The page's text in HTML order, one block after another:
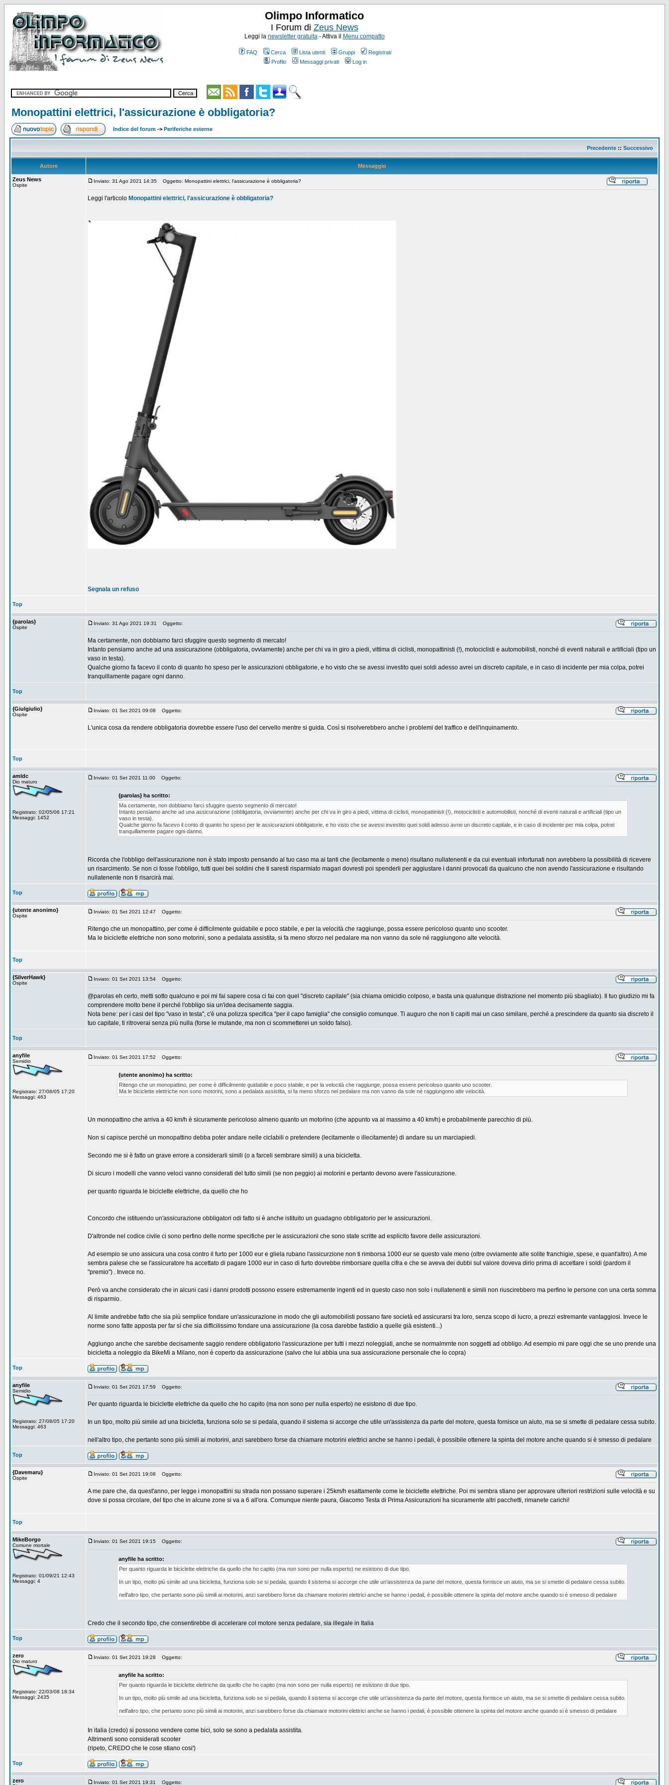
Olimpo Informatico
I Forum di Zeus News
Leggi la newsletter gratuita- Attiva il Menu compatto
FAQ Cerca Lista utenti Gruppi
Registrati
Profilo
Messaggi privati Log in
Monopattini elettrici, l'assicurazione è obbligatoria?
Indice del forum -> Periferiche esterne
Precedente :: Successivo
Autore Messaggio
Zeus News
Ospite
Inviato: 31 Ago 2021 14:35 Oggetto: Monopattini elettrici, l'assicurazione è obbligatoria?
Leggi l'articolo Monopattini elettrici, l'assicurazione è obbligatoria?
Segnala un refuso
Top
{parolas}
Ospite
Inviato: 31 Ago 2021 19:31 Oggetto:
Ma certamente, non dobbiamo farci sfuggire questo segmento di mercato!
Intanto pensiamo anche ad una assicurazione (obbligatoria, ovviamente) anche per chi va in giro a piedi, vittima di ciclisti, monopattinisti (!), motociclisti e automobilisti, nonché di eventi naturali e artificiali (tipo un
vaso in testa).
Qualche giorno fa facevo il conto di quanto ho speso per le assicurazioni obbligatorie, e ho visto che se avessi investito quei soldi adesso avrei un discreto capitale, e in caso di incidente per mia colpa, potrei
tranquillamente pagare ogni danno.
Top
{Giulgiulio}
Ospite
Inviato: 01 Set 2021 09:08 Oggetto:
L'unica cosa da rendere obbligatoria dovrebbe essere l'uso del cervello mentre si guida. Così si risolverebbero anche i problemi del traffico e dell'inquinamento.
Top
amldc
Dio maturo
Registrato: 02/05/06 17:21
Messaggi: 1452
Inviato: 01 Set 2021 11:00 Oggetto:
{parolas} ha scritto:
Ma certamente, non dobbiamo farci sfuggire questo segmento di mercato!
Intanto pensiamo anche ad una assicurazione (obbligatoria, ovviamente) anche per chi va in giro a piedi, vittima di ciclisti, monopattinisti (!), motociclisti e automobilisti, nonché di eventi naturali e artificiali (tipo un
vaso in testa).
Qualche giorno fa facevo il conto di quanto ho speso per le assicurazioni obbligatorie, e ho visto che se avessi investito quei soldi adesso avrei un discreto capitale, e in caso di incidente per mia colpa, potrei
tranquillamente pagare ogni danno.
Ricorda che l'obbligo dell'assicurazione non è stato imposto pensando al tuo caso ma ai tanti che (lecitamente o meno) risultano nullatenenti e da cui eventuali infortunati non avrebbero la possibilità di ricevere
un risarcimento. Se non ci fosse l'obbligo, tutti quei bei soldini che ti saresti risparmiato magari dovresti poi spenderli per aggiustare i danni provocati da qualcuno che non avendo l'assicurazione e risultando
nullatenente non ti risarcirà mai.
Top
{utente anonimo}
Ospite
Inviato: 01 Set 2021 12:47 Oggetto:
Ritengo che un monopattino, per come è difficilmente guidabile e poco stabile, e per la velocità che raggiunge, possa essere pericoloso quanto uno scooter.
Ma le biciclette elettriche non sono motorini, sono a pedalata assistita, si fa meno sforzo nel pedalare ma non vanno da sole né raggiungono alte velocità.
Top
{SilverHawk}
Ospite
Inviato: 01 Set 2021 13:54 Oggetto:
@parolas eh certo, metti sotto qualcuno e poi mi fai sapere cosa ci fai con quel "discreto capitale" (sia chiama omicidio colposo, e basta una qualunque distrazione nel momento più sbagliato). Il tuo giudizio mi fa
comprendere molto bene il perché l'obbligo sia un'idea decisamente saggia.
Nota bene: per i casi del tipo "vaso in testa", c'è una polizza specifica "per il capo famiglia" che consiglio comunque. Ti auguro che non ti capiti mai un caso similare, perché a prescindere da quanto sia discreto il
tuo capitale, ti ritroverai senza più nulla (forse le mutande, ma non ci scommetterei un soldo falso).
Top
anyfile
Semidio
Registrato: 27/08/05 17:20
Messaggi: 463
Inviato: 01 Set 2021 17:52 Oggetto:
{utente anonimo} ha scritto:
Ritengo che un monopattino, per come è difficilmente guidabile e poco stabile, e per la velocità che raggiunge, possa essere pericoloso quanto uno scooter.
Ma le biciclette elettriche non sono motorini, sono a pedalata assistita, si fa meno sforzo nel pedalare ma non vanno da sole né raggiungono alte velocità.
Un monopattino che arriva a 40 km/h è sicuramente pericoloso almeno quanto un motorino (che appunto va al massimo a 40 km/h) e probabilmente parecchio di più.
Non si capisce perché un monopattino debba poter andare nelle ciclabili o pretendere (lecitamente o illecitamente) di andare su un marciapiedi.
Secondo me si è fatto un grave errore a considerarli simili (o a farceli sembrare simili) a una bicicletta.
Di sicuro i modelli che vanno veloci vanno considerati del tutto simili (se non peggio) ai motorini e pertanto devono avere l'assicurazione.
per quanto riguarda le biciclette elettriche, da quello che ho
Concordo che istituendo un'assicurazione obbligatori odi fatto si è anche istituito un guadagno obbligatorio per le assicurazioni.
D'altronde nel codice civile ci sono perfino delle norme specifiche per le assicurazioni che sono state scritte ad esplicito favore delle assicurazioni.
Ad esempio se uno assicura una cosa contro il furto per 1000 eur e gliela rubano l'assicurzione non ti rimborsa 1000 eur se questo vale meno (oltre ovviamente alle solite franchigie, spese, e quant'altro). A me
sembra palese che se l'assicuratore ha accettato di pagare 1000 eur in caso di furto dovrebbe rimborsare quella cifra e che se aveva dei dubbi sul valore doveva dirlo prima di accettare i soldi (pardom il
"premio") . Invece no.
Però va anche considerato che in alcuni casi i danni prodotti possono essere estremamente ingenti ed in questo caso non solo i nullatenenti e simili non riuscirebbero ma perfino le persone con una certa somma
di risparmio.
Al limite andrebbe fatto che sia più semplice fondare un'assicurazione in modo che gli automobilisti possano fare società ed assicurarsi tra loro, senza scopo di lucro, a prezzi estremante vantaggiosi. Invece le
norme sono fatte apposta per far sì che sia difficilissimo fondare una assicurazione (la cosa darebbe fastidio a quelle già esistenti...)
Aggiungo anche che sarebbe decisamente saggio rendere obbligatorio l'assicurazione per tutti i mezzi noleggiati, anche se normalmrnte non soggetti ad obbligo. Ad esempio mi pare oggi che se uno prende una
bicicletta a noleggio da BikeMi a Milano, non è coperto da assicurazione (salvo che lui abbia una sua assicurazione personale che lo copra)
Top
anyfile
Semidio
Registrato: 27/08/05 17:20
Messaggi: 463
Inviato: 01 Set 2021 17:59 Oggetto:
Per quanto riguarda le biciclette elettriche da quello che ho capito (ma non sono per nulla esperto) ne esistono di due tipo.
In un tipo, molto più simile ad una bicicletta, funziona solo se si pedala, quando il sistema si accorge che utile un'assistenza da parte del motore, questa fornisce un aiuto, ma se si smette di pedalare cessa subito.
nell'altro tipo, che pertanto sono più simili ai motorini, anzi sarebbero forse da chiamare motorini elettrici anche se hanno i pedali, è possibile ottenere la spinta del motore anche quando si è smesso di pedalare
Top
{Davemaru}
Ospite
Inviato: 01 Set 2021 19:08 Oggetto:
A me pare che, da quest'anno, per legge i monopattini su strada non possano superare i 25km/h esattamente come le biciclette elettriche. Poi mi sembra stiano per approvare ulteriori restrizioni sulle velocità e su
dove si possa circolare, del tipo che in alcune zone si va a 6 all'ora. Comunque niente paura, Giacomo Testa di Prima Assicurazioni ha sicuramente altri pacchetti, rimanete carichi!
Top
MikeBorgo
Comune mortale
Registrato: 01/09/21 12:43
Messaggi: 4
Inviato: 01 Set 2021 19:15 Oggetto:
anyfile ha scritto:
Per quanto riguarda le biciclette elettriche da quello che ho capito (ma non sono per nulla esperto) ne esistono di due tipo.
In un tipo, molto più simile ad una bicicletta, funziona solo se si pedala, quando il sistema si accorge che utile un'assistenza da parte del motore, questa fornisce un aiuto, ma se si smette di pedalare cessa subito.
nell'altro tipo, che pertanto sono più simili ai motorini, anzi sarebbero forse da chiamare motorini elettrici anche se hanno i pedali, è possibile ottenere la spinta del motore anche quando si è smesso di pedalare
Credo che il secondo tipo, che consentirebbe di accelerare col motore senza pedalare, sia illegale in Italia
Top
zero
Dio maturo
Registrato: 22/03/08 18:34
Messaggi: 2435
Inviato: 01 Set 2021 19:28 Oggetto:
anyfile ha scritto:
Per quanto riguarda le biciclette elettriche da quello che ho capito (ma non sono per nulla esperto) ne esistono di due tipo.
In un tipo, molto più simile ad una bicicletta, funziona solo se si pedala, quando il sistema si accorge che utile un'assistenza da parte del motore, questa fornisce un aiuto, ma se si smette di pedalare cessa subito.
nell'altro tipo, che pertanto sono più simili ai motorini, anzi sarebbero forse da chiamare motorini elettrici anche se hanno i pedali, è possibile ottenere la spinta del motore anche quando si è smesso di pedalare
In italia (credo) si possono vendere come bici, solo se sono a pedalata assistita.
Altrimenti sono considerati scooter
(ripeto, CREDO che le cose stiano cosi')
Top
zero Inviato: 01 Set 2021 19:31 Oggetto: